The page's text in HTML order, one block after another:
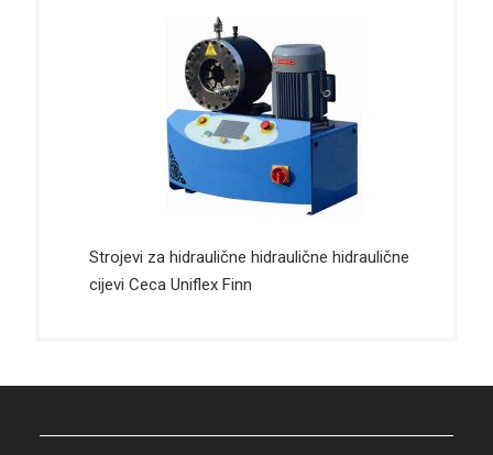
Strojevi za hidraulične hidraulične hidraulične
cijevi Ceca Uniflex Finn